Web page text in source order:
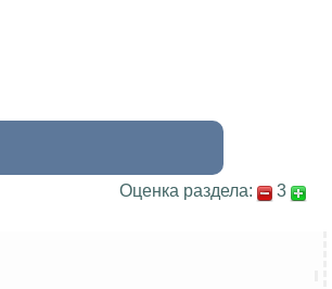
Оценка раздела: 3